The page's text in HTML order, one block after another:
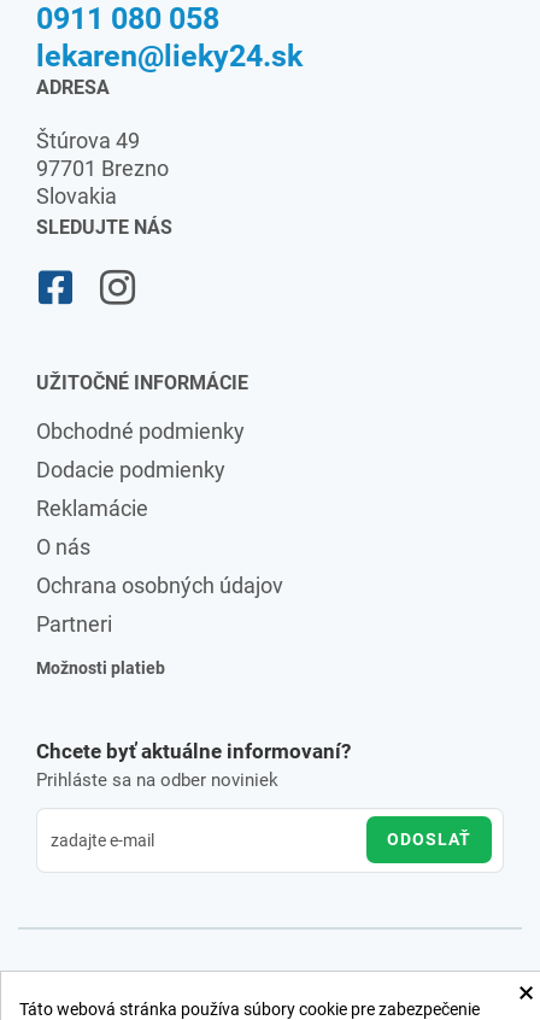
0911 080 058
lekaren@lieky24.sk
ADRESA
Štúrova 49
97701 Brezno
Slovakia
SLEDUJTE NÁS
UŽITOČNÉ INFORMÁCIE
Obchodné podmienky
Dodacie podmienky
Reklamácie
O nás
Ochrana osobných údajov
Partneri
Možnosti platieb
Chcete byť aktuálne informovaní?
Prihláste sa na odber noviniek
ODOSLAŤ
×
Táto webová stránka používa súbory cookie pre zabezpečenie